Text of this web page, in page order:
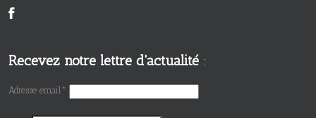
Recevez notre lettre d'actualité :
Adresse email*